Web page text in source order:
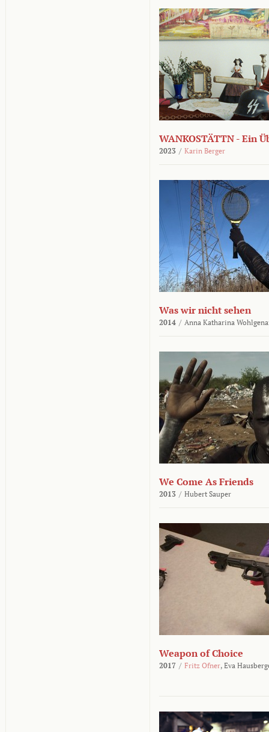
WANKOSTÄTTN - Ein
2023 / Karin Berger
Was wir nicht sehen
2014 / Anna Katharina
We Come As Friends
2013 / Hubert Sauper
Weapon of Choice
2017 / Fritz Ofner, Eva